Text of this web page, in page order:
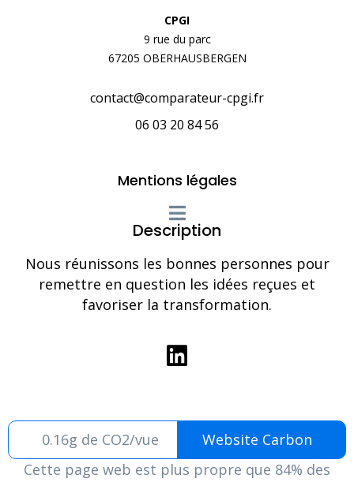
CPGI
9 rue du parc
67205 OBERHAUSBERGEN
contact@comparateur-cpgi.fr
06 03 20 84 56
Mentions légales
Description
Nous réunissons les bonnes personnes pour
remettre en question les idées reçues et
favoriser la transformation.
0.16g de CO2/vue
Website Carbon
Cette page web est plus propre que 84% des